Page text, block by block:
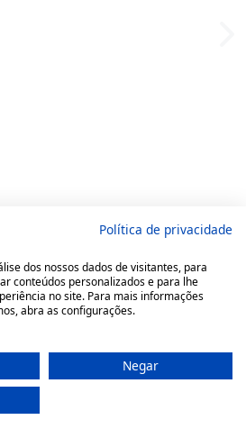
Política de privacidade
dos nossos dados de visitantes, para
conteúdos personalizados e para lhe
no site. Para mais informações
abra as configurações.
Negar